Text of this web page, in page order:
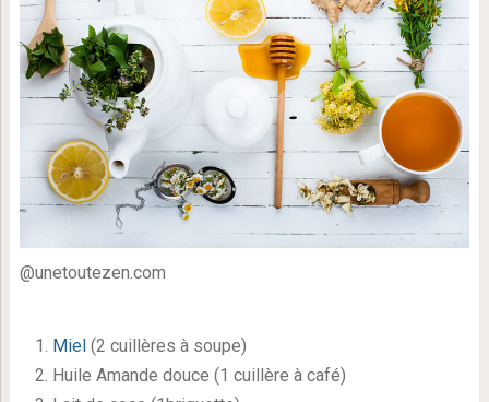
@unetoutezen.com
Miel(2 cuillères à soupe)
Huile Amande douce (1 cuillère à café)